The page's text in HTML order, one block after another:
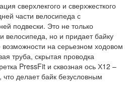
сверхлекгого и сверхжесткого
части велосипеда с
подвески. Это не только
велосипеда, но и придает байку
на серьезном ходовом
труба, скрытая проводка
PressFit и сквозная ось Х12 –
делает байк безусловным